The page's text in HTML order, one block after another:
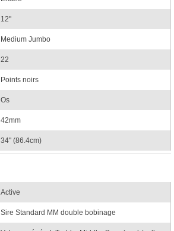
12"
Medium Jumbo
22
Points noirs
Os
42mm
34" (86.4cm)
Active
Sire Standard MM double bobinage